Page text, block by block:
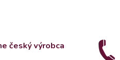
český výrobca